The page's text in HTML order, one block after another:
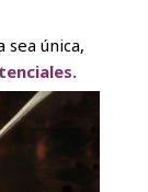
única,